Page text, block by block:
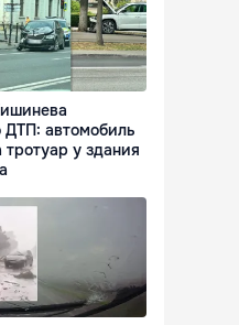
ДТП: автомобиль
тротуар у здания